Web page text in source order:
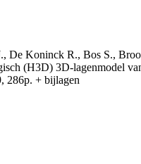
De Koninck R., Bos S.,
(H3D) 3D-lagenmodel
286p. + bijlagen